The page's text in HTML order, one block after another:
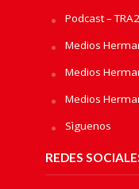
Podcast – TRA2
Medios
Medios
Medios
Sìguenos
REDES